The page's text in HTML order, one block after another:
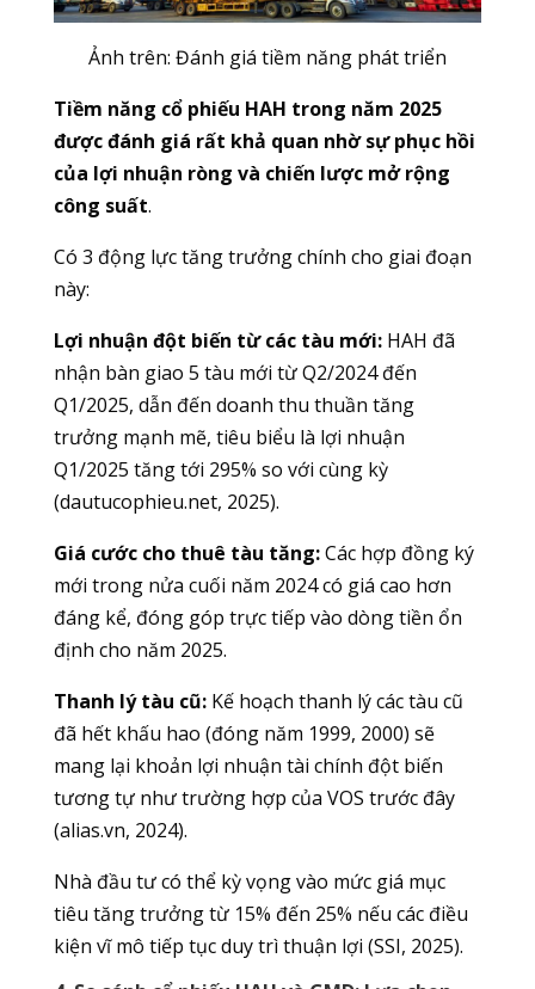
Ảnh trên: Đánh giá tiềm năng phát triển
Tiềm năng cổ phiếu HAH trong năm 2025
được đánh giá rất khả quan nhờ sự phục hồi
của lợi nhuận ròng và chiến lược mở rộng
công suất.
Có 3 động lực tăng trưởng chính cho giai đoạn
này:
Lợi nhuận đột biến từ các tàu mới:HAH đã
nhận bàn giao 5 tàu mới từ Q2/2024 đến
Q1/2025, dẫn đến doanh thu thuần tăng
trưởng mạnh mẽ, tiêu biểu là lợi nhuận
Q1/2025 tăng tới 295% so với cùng kỳ
(dautucophieu.net, 2025).
Giá cước cho thuê tàu tăng:Các hợp đồng ký
mới trong nửa cuối năm 2024 có giá cao hơn
đáng kể, đóng góp trực tiếp vào dòng tiền ổn
định cho năm 2025.
Thanh lý tàu cũ:Kế hoạch thanh lý các tàu cũ
đã hết khấu hao (đóng năm 1999, 2000) sẽ
mang lại khoản lợi nhuận tài chính đột biến
tương tự như trường hợp của VOS trước đây
(alias.vn, 2024).
Nhà đầu tư có thể kỳ vọng vào mức giá mục
tiêu tăng trưởng từ 15% đến 25% nếu các điều
kiện vĩ mô tiếp tục duy trì thuận lợi (SSI, 2025).